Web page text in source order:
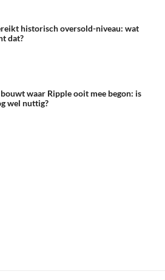
historisch oversold-niveau: wat
dat?
waar Ripple ooit mee begon: is
wel nuttig?